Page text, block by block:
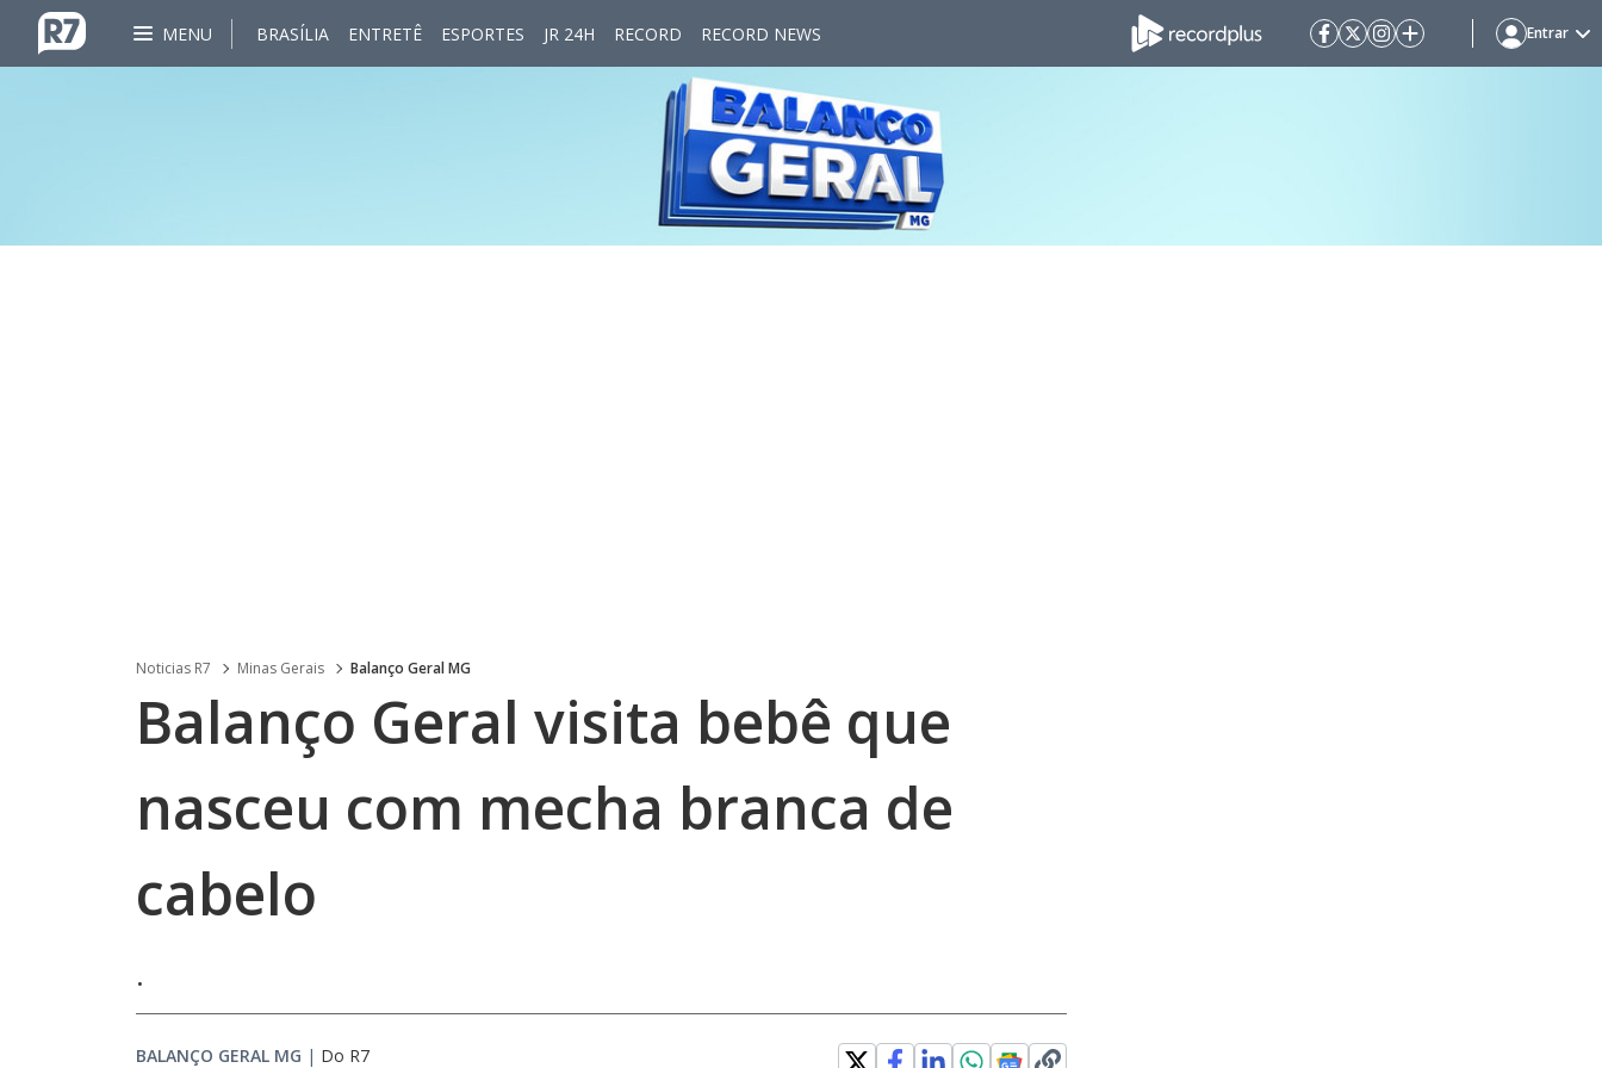
MENU BRASÍLIA ENTRETÊ ESPORTES JR 24H RECORD RECORD NEWS Entrar
Noticias R7 Minas Gerais Balanço Geral MG
Balanço Geral visita bebê que
nasceu com mecha branca de
cabelo
.
BALANÇO GERAL MG | Do R7